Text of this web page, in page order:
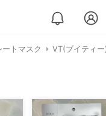
トマスク VT(ブイティ